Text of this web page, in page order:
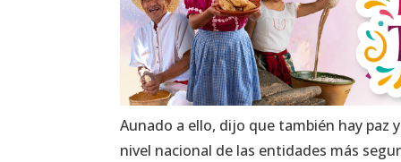
Aunado a ello, dijo que también hay paz
nivel nacional de las entidades más